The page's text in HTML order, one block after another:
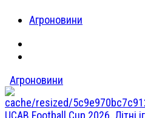
Агроновини
Агроновини
UCAB Football Cup 2026. Літні